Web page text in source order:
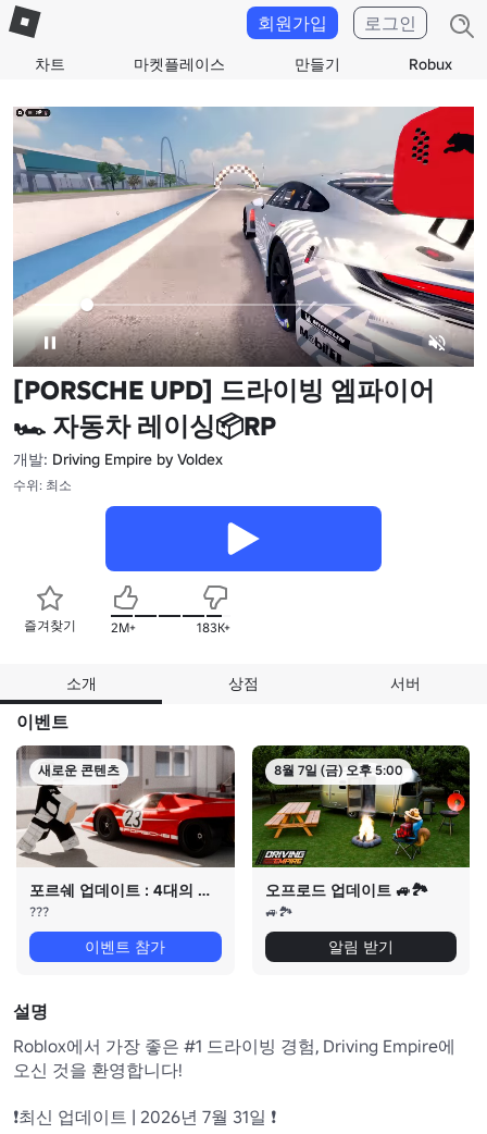
차트 마켓플레이스 만들기 Robux
회원가입 로그인
[PORSCHE UPD] 드라이빙 엠파이어
🏎️ 자동차 레이싱📦RP
개발: Driving Empire by Voldex
수위: 최소
즐겨찾기 2M+ 183K+
소개 상점 서버
이벤트
새로운 콘텐츠
포르쉐 업데이트 : 4대의 차량
???
이벤트 참가
8월 7일 (금) 오후 5:00
오프로드 업데이트 🚙🏞️
🚙🏞️
알림 받기
설명
Roblox에서 가장 좋은 #1 드라이빙 경험, Driving Empire에
오신 것을 환영합니다!
❗최신 업데이트 | 2026년 7월 31일 ❗